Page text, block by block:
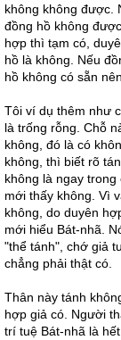
không không được.
đồng hồ không
hợp thì tạm có,
hồ là không. Nếu
hồ không có sẵn
Tôi ví dụ thêm như
là trống rỗng. Chỗ
không, đó là có
không, thì biết rõ
không là ngay
mới thấy không. Vì
không, do duyên
mới hiểu Bát-nhã.
"thể tánh", chớ giả
chẳng phải thật có.
Thân này tánh
hợp giả có. Người
trí tuệ Bát-nhã là